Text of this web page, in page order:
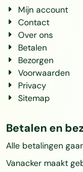
Mijn account
Contact
Over ons
Betalen
Bezorgen
Voorwaarden
Privacy
Sitemap
Betalen en
Alle betalingen
Vanacker maakt